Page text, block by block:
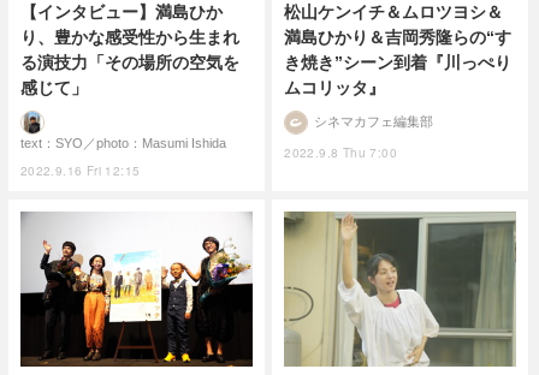
【インタビュー】満島ひか
り、豊かな感受性から生まれ
る演技力「その場所の空気を
感じて」
2022.9.16 Fri 12:15
text：SYO／photo：Masumi Ishida
松山ケンイチ＆ムロツヨシ＆
満島ひかり＆吉岡秀隆らの“す
き焼き”シーン到着『川っぺり
ムコリッタ』
2022.9.8 Thu 7:00
シネマカフェ編集部